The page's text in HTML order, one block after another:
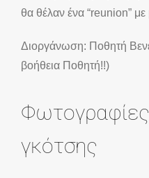
θα θέλαν ένα “reunion”
Διοργάνωση: Ποθητή
βοήθεια Ποθητή!!)
γκότσης